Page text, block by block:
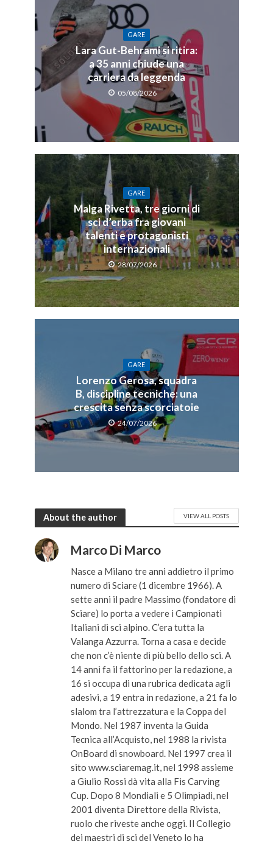
GARE
Lara Gut-Behrami si ritira:
a 35 anni chiude una
carriera da leggenda
05/08/2026
GARE
Malga Rivetta, tre giorni di
sci d’erba fra giovani
talenti e protagonisti
internazionali
28/07/2026
GARE
Lorenzo Gerosa, squadra
B, discipline tecniche: una
crescita senza scorciatoie
24/07/2026
About the author VIEW ALL POSTS
Marco Di Marco
Nasce a Milano tre anni addietro il primo
numero di Sciare (1 dicembre 1966). A
sette anni il padre Massimo (fondatore di
Sciare) lo porta a vedere i Campionati
Italiani di sci alpino. C’era tutta la
Valanga Azzurra. Torna a casa e decide
che non c’è niente di più bello dello sci. A
14 anni fa il fattorino per la redazione, a
16 si occupa di una rubrica dedicata agli
adesivi, a 19 entra in redazione, a 21 fa lo
slalom tra l’attrezzatura e la Coppa del
Mondo. Nel 1987 inventa la Guida
Tecnica all’Acquisto, nel 1988 la rivista
OnBoard di snowboard. Nel 1997 crea il
sito www.sciaremag.it, nel 1998 assieme
a Giulio Rossi dà vita alla Fis Carving
Cup. Dopo 8 Mondiali e 5 Olimpiadi, nel
2001 diventa Direttore della Rivista,
ruolo che riveste anche oggi. Il Collegio
dei maestri di sci del Veneto lo ha